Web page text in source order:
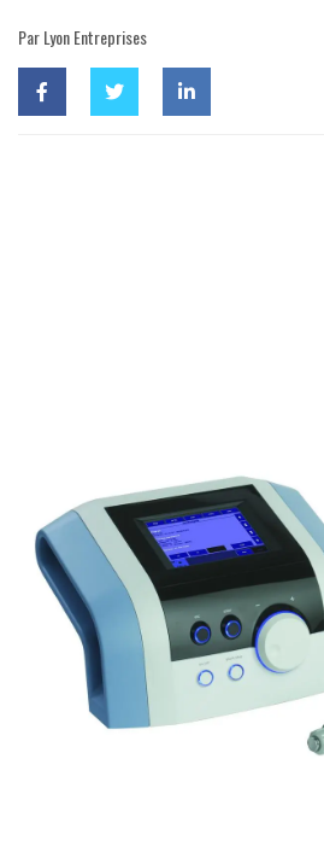
Par Lyon Entreprises